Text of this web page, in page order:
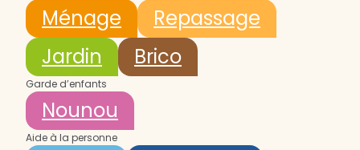
Ménage
Repassage
Jardin
Brico
Garde d’enfants
Nounou
Aide à la personne